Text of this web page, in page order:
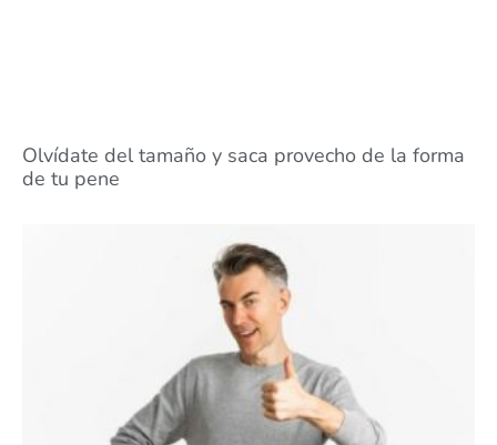
Olvídate del tamaño y saca provecho de la forma
de tu pene